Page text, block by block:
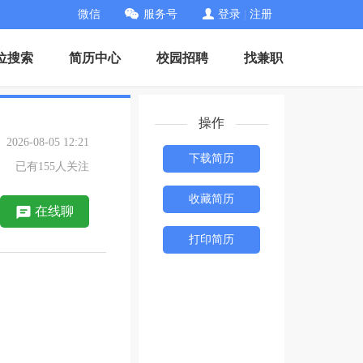
微信 服务号 登录 注册
搜索 简历中心 校园招聘 找兼职
2026-08-05 12:21
已有155人关注
在线聊
操作
下载简历
收藏简历
打印简历